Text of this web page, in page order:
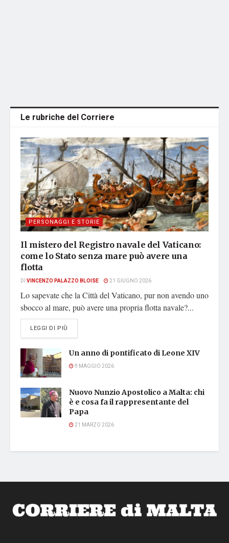
Le rubriche del Corriere
PERSONAGGI E STORIE
Il mistero del Registro navale del Vaticano:
come lo Stato senza mare può avere una
flotta
DI VINCENZO PALAZZO BLOISE 21 GIUGNO 2026
Lo sapevate che la Città del Vaticano, pur non avendo uno
sbocco al mare, può avere una propria flotta navale?...
LEGGI DI PIÙ
Un anno di pontificato di Leone XIV
9 MAGGIO 2026
Nuovo Nunzio Apostolico a Malta: chi
è e cosa fa il rappresentante del
Papa
21 MARZO 2026